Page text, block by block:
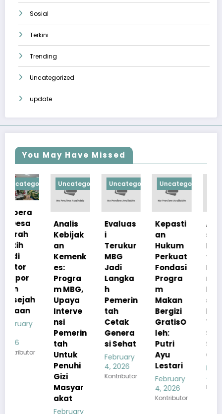
Sosial
Terkini
Trending
Uncategorized
update
You May Have Missed
Uncategorized
Analis
Kebijak
an
Kemenk
es:
Progra
Upaya
Interve
nsi
tah
Untuk
Uncategorized
Evaluas
i
MBG
Langka
h
Pemerin
tah
Genera
February
4, 2026
Uncategorized
Kepasti
Hukum
Perkuat
Fondasi
Progra
Makan
GratisO
leh:
Putri
Ayu
Lestari
February
Apresia
Pemerin
tah
Pastika
n
s Menu
MBG
Tetap
Standar
February
4, 2026
Kontributor